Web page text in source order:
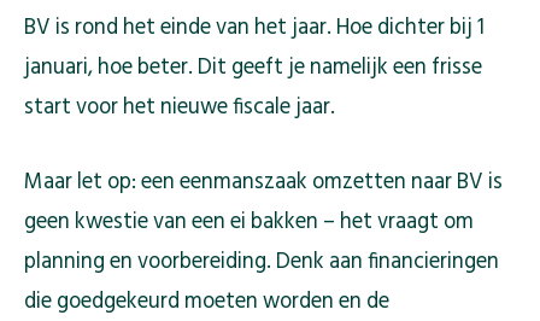
BV is rond het einde van het jaar. Hoe dichter bij 1
januari, hoe beter. Dit geeft je namelijk een frisse
start voor het nieuwe fiscale jaar.
Maar let op: een eenmanszaak omzetten naar BV is
geen kwestie van een ei bakken – het vraagt om
planning en voorbereiding. Denk aan financieringen
die goedgekeurd moeten worden en de